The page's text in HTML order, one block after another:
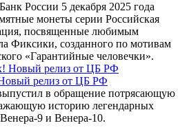
России 5 декабря 2025 года
монеты серии Российская
посвященные любимым
Фиксики, созданного по мотивам
«Гарантийные человечки».
релиз от ЦБ РФ
в обращение потрясающую
историю легендарных
9 и Венера-10.